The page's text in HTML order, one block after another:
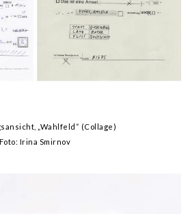
„Wahlfeld“ (Collage)
Foto: Irina Smirnov